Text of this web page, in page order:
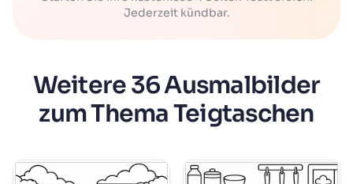
Jederzeit kündbar.
Weitere 36 Ausmalbilder
zum Thema Teigtaschen